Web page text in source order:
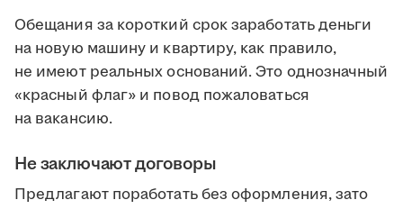
Обещания за короткий срок заработать деньги
на новую машину и квартиру, как правило,
не имеют реальных оснований. Это однозначный
«красный флаг» и повод пожаловаться
на вакансию.
Не заключают договоры
Предлагают поработать без оформления, зато